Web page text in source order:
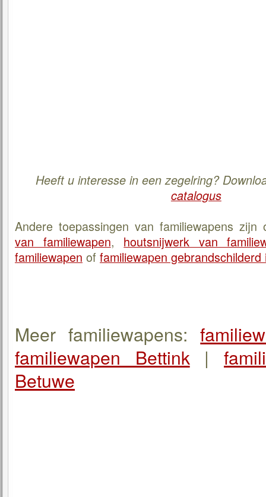
Heeft u interesse in een zegelring?
catalogus
Andere toepassingen van familiewapens
van familiewapen, houtsnijwerk van
familiewapen of familiewapen
Meer familiewapens:
familiewapen Bettink|
Betuwe